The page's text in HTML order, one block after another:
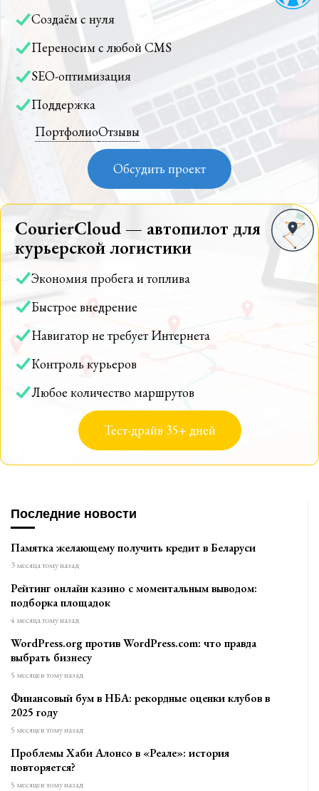
Создаём с нуля
Переносим с любой CMS
SEO-оптимизация
Поддержка
ПортфолиоОтзывы
Обсудить проект
CourierCloud — автопилот для
курьерской логистики
Экономия пробега и топлива
Быстрое внедрение
Навигатор не требует Интернета
Контроль курьеров
Любое количество маршрутов
Тест-драйв 35+ дней
Последние новости
Памятка желающему получить кредит в Беларуси
3 месяца тому назад
Рейтинг онлайн казино с моментальным выводом:
подборка площадок
4 месяца тому назад
WordPress.org против WordPress.com: что правда
выбрать бизнесу
5 месяцев тому назад
Финансовый бум в НБА: рекордные оценки клубов в
2025 году
5 месяцев тому назад
Проблемы Хаби Алонсо в «Реале»: история
повторяется?
5 месяцев тому назад